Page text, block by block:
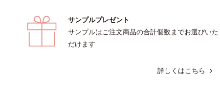
サンプルプレゼント
サンプルはご注文商品の合計個数までお選びいた
だけます
詳しくはこちら